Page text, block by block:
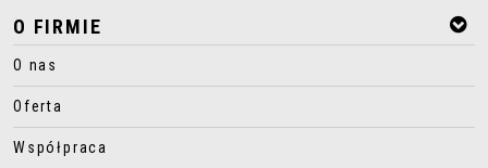
O FIRMIE
O nas
Oferta
Współpraca